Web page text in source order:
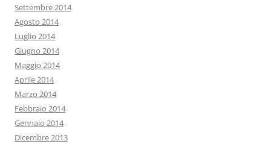
Settembre 2014
Agosto 2014
Luglio 2014
Giugno 2014
Maggio 2014
Aprile 2014
Marzo 2014
Febbraio 2014
Gennaio 2014
Dicembre 2013